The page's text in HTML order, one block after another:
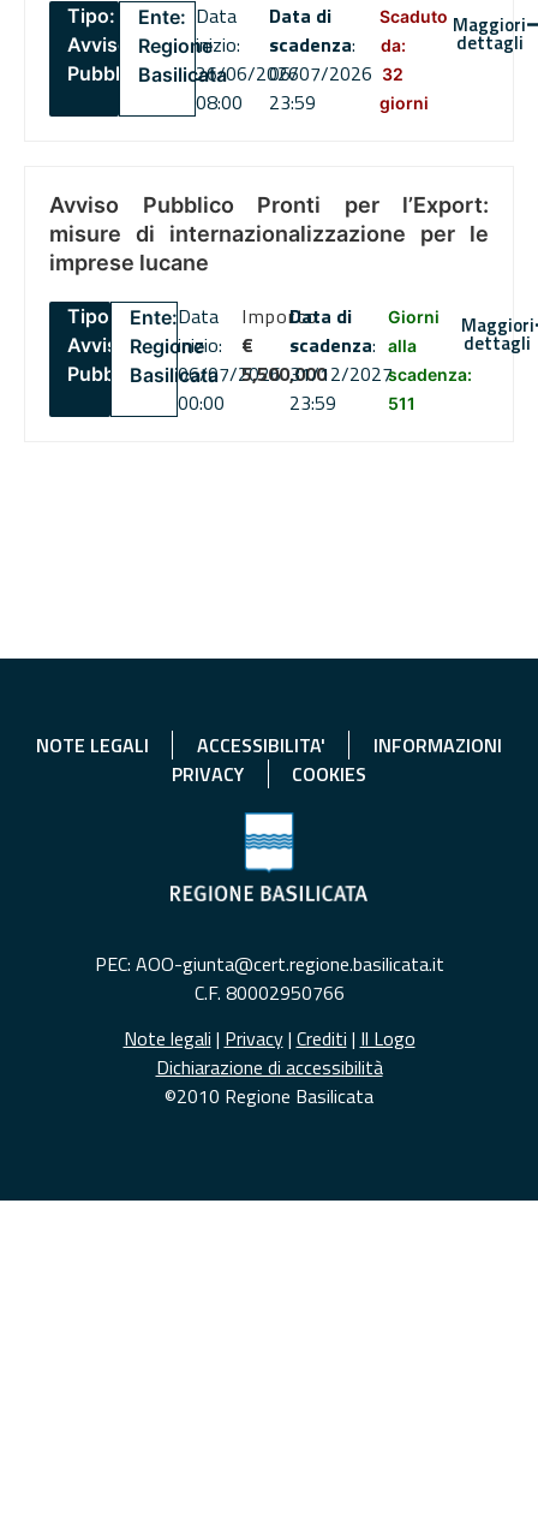
Tipo:
Avviso
Pubblico
Ente:
Regione
Basilicata
Data
inizio:
26/06/2026
08:00
Data di
scadenza:
06/07/2026
23:59
Scaduto
da:
32
giorni
Maggiori
dettagli
Avviso Pubblico Pronti per l’Export:
misure di internazionalizzazione per le
imprese lucane
Tipo:
Avviso
Pubblico
Ente:
Regione
Basilicata
Data
inizio:
06/07/2026
00:00
Importo
€
5,500,000
Data di
scadenza:
31/12/2027
23:59
Giorni
alla
scadenza:
511
Maggiori
dettagli
NOTE LEGALI ACCESSIBILITA'
INFORMAZIONI
PRIVACY
COOKIES
PEC: AOO-giunta@cert.regione.basilicata.it
C.F. 80002950766
Note legali | Privacy| Crediti | Il Logo
Dichiarazione di accessibilità
©2010 Regione Basilicata